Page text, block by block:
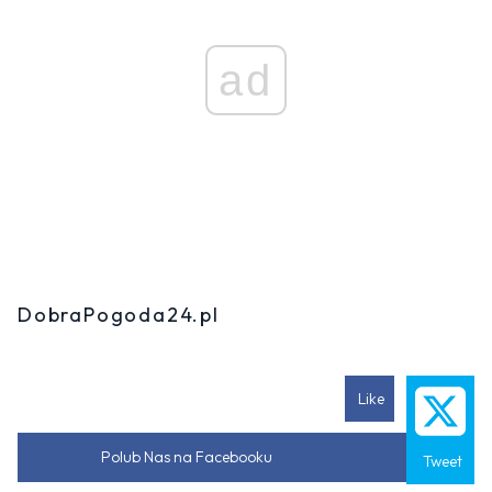
ad
DobraPogoda24.pl
Like
Tweet
Polub Nas na Facebooku